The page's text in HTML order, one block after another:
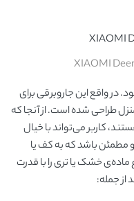
در واقع این جاروبرقی برای
طراحی شده است. از آنجا که
کاربر می‌تواند با خیال
مطمئن باشد که به کف یا
خشک یا تری را با قدرت
جمله: